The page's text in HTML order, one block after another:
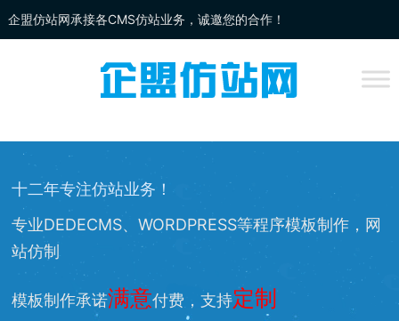
企盟仿站网承接各CMS仿站业务，诚邀您的合作！
DEDECMS仿站 、WORDPRESS仿站
、网站兼容等服务，欢迎您的访问！
十二年专注仿站业务！
专业DEDECMS、WORDPRESS等程序模板制作，网
站仿制
模板制作承诺满意付费，支持定制